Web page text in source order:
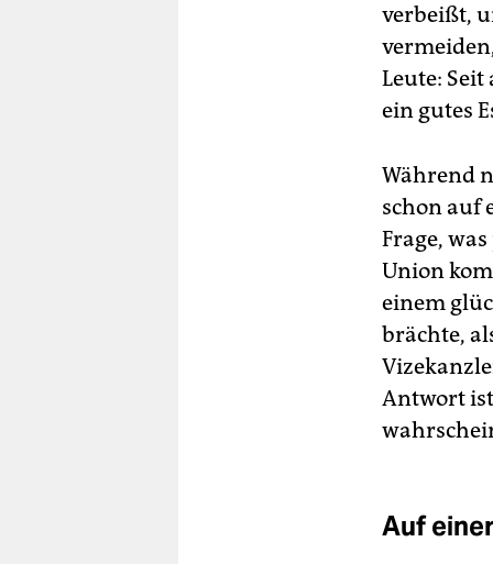
verbeißt,
Leute:
ein gutes
Während
schon auf
Frage,
Union
einem
brächte,
Antwort
Auf